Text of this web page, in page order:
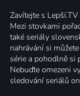
Zavítejte s
Mezi stovkami
také seriály
nahrávání si
série a pohodlně si
Nebuďte omezeni
sledování seriálů